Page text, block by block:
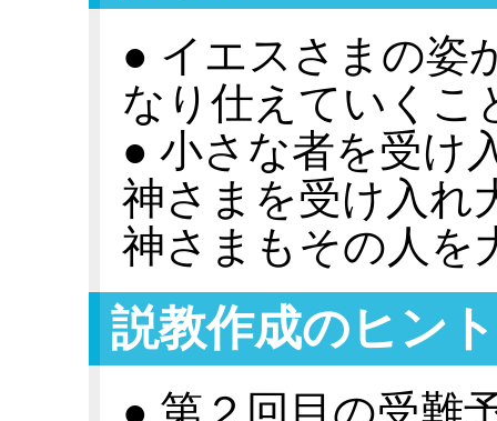
● イエスさまの姿
なり仕えていくこ
● 小さな者を受け
神さまを受け入れ
神さまもその人を
説教作成のヒント